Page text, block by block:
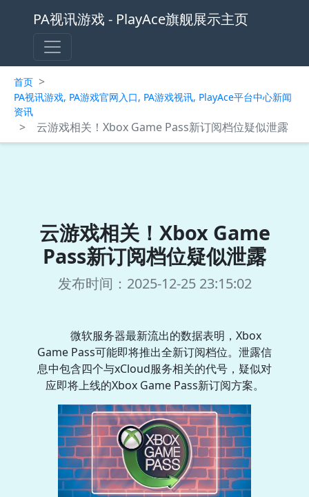
PA视讯游戏 - PlayAce旗舰展示主页
首页 >
PA视讯游戏, PA游戏官网入口, PA游戏视讯, PlayAce平台中心新闻
资讯
> 云游戏相关！Xbox Game Pass新订阅档位疑似泄露
云游戏相关！Xbox Game
Pass新订阅档位疑似泄露
发布时间：2025-12-25 23:15:02
微软服务器最新流出的数据表明，Xbox
Game Pass可能即将推出全新订阅档位。泄露信
息中包含四个与xCloud服务相关的代号，疑似对
应即将上线的Xbox Game Pass新订阅方案。